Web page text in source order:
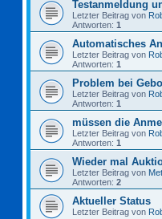
Testanmeldung
Letzter Beitrag von
Antworten: 1
Automatisches
Letzter Beitrag von
Antworten: 1
Problem bei
Letzter Beitrag von
Antworten: 1
müssen die
Letzter Beitrag von
Antworten: 1
Wieder mal
Letzter Beitrag von
Antworten: 2
Aktueller Status
Letzter Beitrag von